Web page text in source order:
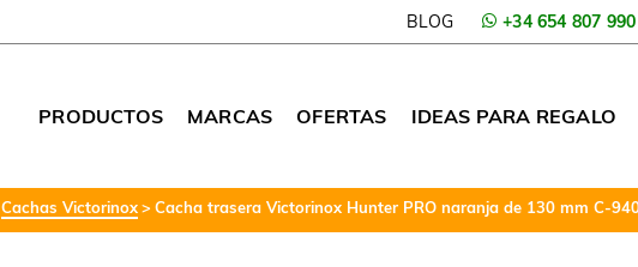
BLOG +34 654 807 990
PRODUCTOS MARCAS OFERTAS IDEAS PARA REGALO
Cachas Victorinox Cacha trasera Victorinox Hunter PRO naranja de 130 mm C-